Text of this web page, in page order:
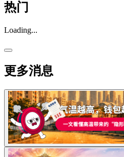
热门
Loading...
更多消息